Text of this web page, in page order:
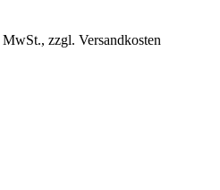
zzgl. Versandkosten